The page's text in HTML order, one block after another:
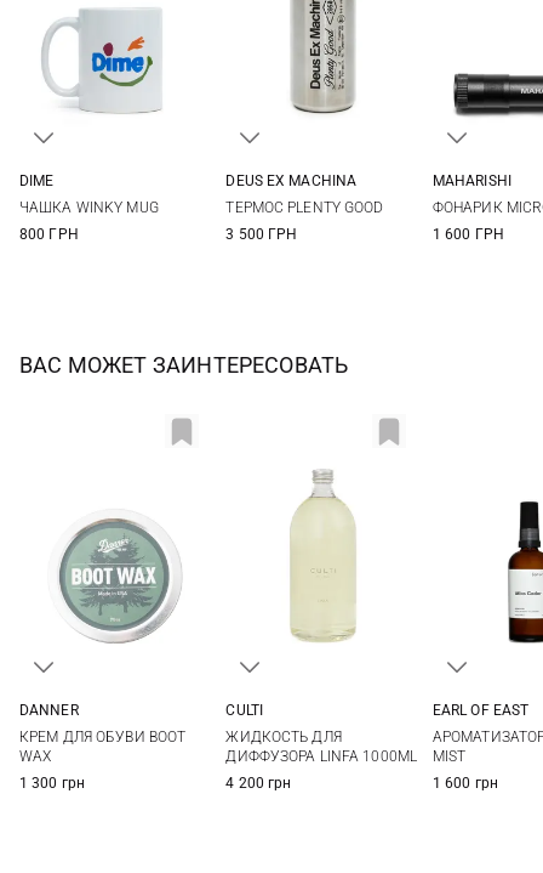
DIME
ЧАШКА WINKY MUG
800 ГРН
DEUS EX MACHINА
ТЕРМОС PLENTY GOOD
3 500 ГРН
MAHARISHI
ФОНАРИК
1 600 ГРН
ВАС МОЖЕТ ЗАИНТЕРЕСОВАТЬ
DANNER
КРЕМ ДЛЯ ОБУВИ BOOT
WAX
1 300 грн
CULTI
ЖИДКОСТЬ ДЛЯ
ДИФФУЗОРА LINFA 1000ML
4 200 грн
EARL OF EAST
АРОМАТИЗАТОР
MIST
1 600 грн